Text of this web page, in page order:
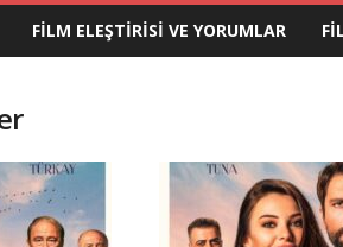
FILM ELEŞTIRISI VE YORUMLAR